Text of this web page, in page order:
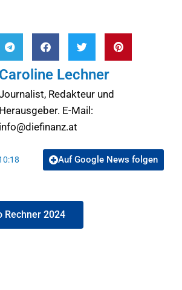
Caroline Lechner
Redakteur und
Herausgeber. E-Mail:
info@diefinanz.at
Auf Google News folgen
Rechner 2024